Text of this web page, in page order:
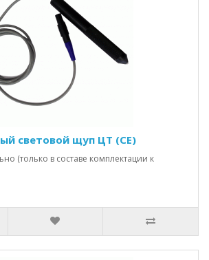
световой щуп ЦТ (CE)
(только в составе комплектации к